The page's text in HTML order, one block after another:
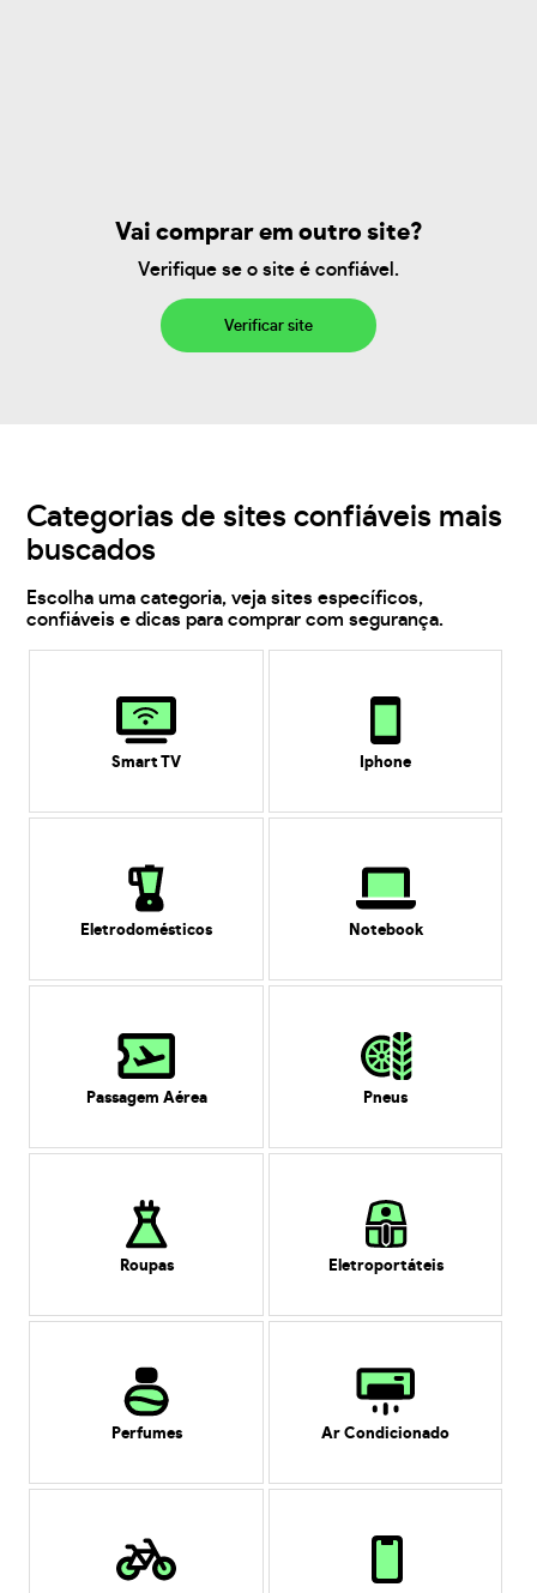
Vai comprar em outro site?
Verifique se o site é confiável.
Verificar site
Categorias de sites confiáveis mais
buscados
Escolha uma categoria, veja sites específicos,
confiáveis e dicas para comprar com segurança.
Smart TV Iphone
Eletrodomésticos Notebook
Passagem Aérea Pneus
Roupas Eletroportáteis
Perfumes Ar Condicionado